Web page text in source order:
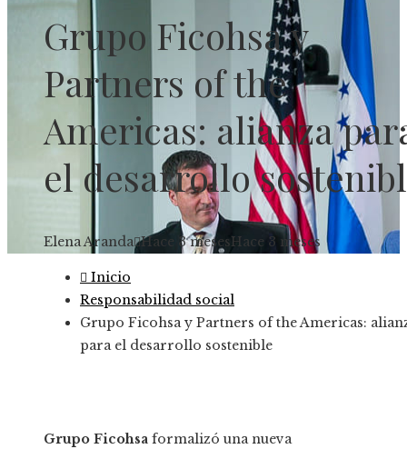
Grupo Ficohsa y
Partners of the
Americas: alianza
el desarrollo
Elena Aranda Hace 3 mesesHace 3 meses
Inicio
Responsabilidad social
Grupo Ficohsa y Partners of the Americas:
para el desarrollo sostenible
Grupo Ficohsa formalizó una nueva